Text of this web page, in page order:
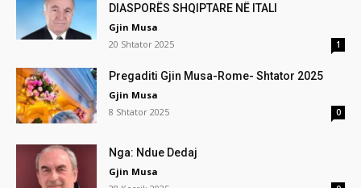
DIASPORËS SHQIPTARE NË ITALI
Gjin Musa
20 Shtator 2025
1
Pregaditi Gjin Musa-Rome- Shtator 2025
Gjin Musa
8 Shtator 2025
0
Nga: Ndue Dedaj
Gjin Musa